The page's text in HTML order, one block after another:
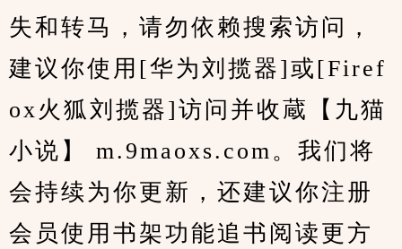
失和转马，请勿依赖搜索访问，
建议你使用[华为刘揽器]或[Firef
ox火狐刘揽器]访问并收蔵【九猫
小说】 m.9maoxs.com。我们将
会持续为你更新，还建议你注册
会员使用书架功能追书阅读更方